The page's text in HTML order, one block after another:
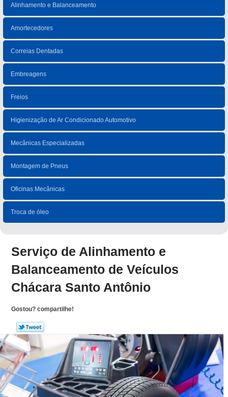
Alinhamento e Balanceamento
Amortecedores
Correias Dentadas
Embreagens
Freios
Higienização de Ar Condicionado Automotivo
Mecânicas Especializadas
Montagem de Pneus
Oficinas Mecânicas
Troca de óleo
Serviço de Alinhamento e
Balanceamento de Veículos
Chácara Santo Antônio
Gostou? compartilhe!